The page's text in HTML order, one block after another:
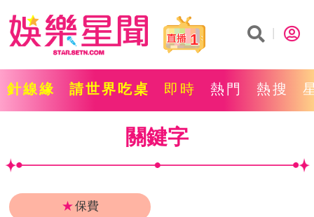
1
針線緣 請世界吃桌 即時 熱門 熱搜
關鍵字
★保費